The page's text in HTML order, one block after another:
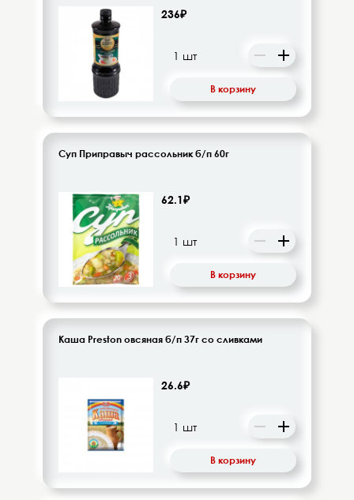
236₽
В корзину
Суп Приправыч рассольник б/п 60г
62.1₽
В корзину
Каша Preston овсяная б/п 37г со сливками
26.6₽
В корзину